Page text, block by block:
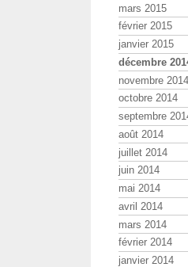
mars 2015
février 2015
janvier 2015
décembre
novembre 2014
octobre 2014
septembre
août 2014
juillet 2014
juin 2014
mai 2014
avril 2014
mars 2014
février 2014
janvier 2014